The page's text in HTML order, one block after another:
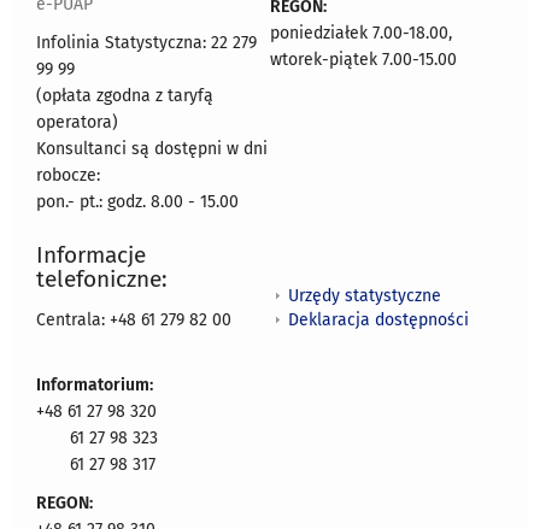
e-PUAP
Infolinia Statystyczna: 22 279
99 99
(opłata zgodna z taryfą
operatora)
Konsultanci są dostępni w dni
robocze:
pon.- pt.: godz. 8.00 - 15.00
REGON:
poniedziałek 7.00-18.00,
wtorek-piątek 7.00-15.00
Informacje
telefoniczne:
Centrala: +48 61 279 82 00
Informatorium:
+48 61 27 98 320
61 27 98 323
61 27 98 317
REGON:
Urzędy statystyczne
Deklaracja dostępności